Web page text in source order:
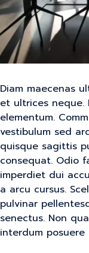
Diam maecenas
et ultrices neque.
elementum.
vestibulum sed
quisque sagittis
consequat. Odio
imperdiet dui
a arcu cursus.
pulvinar
senectus. Non
interdum posuere